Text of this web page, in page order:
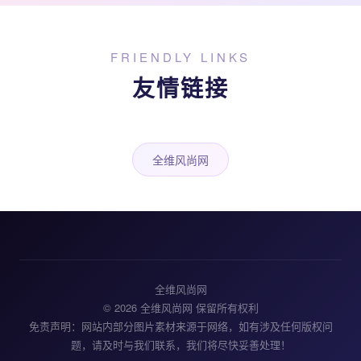
FRIENDLY LINKS
友情链接
全维风尚网
全维风尚网
© 2026 全维风尚网 保留所有权利
免责声明：网站内部分图片素材来源于网络，如有涉及任何版权问
题，请及时与我们联系，我们将尽快妥善处理！